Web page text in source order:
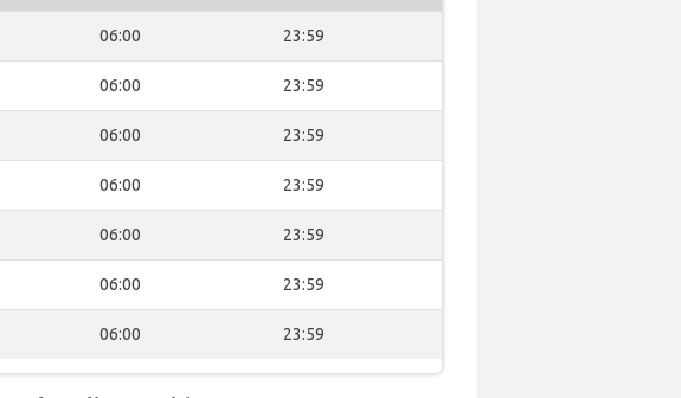
06:00 23:59
06:00 23:59
06:00 23:59
06:00 23:59
06:00 23:59
06:00 23:59
06:00 23:59